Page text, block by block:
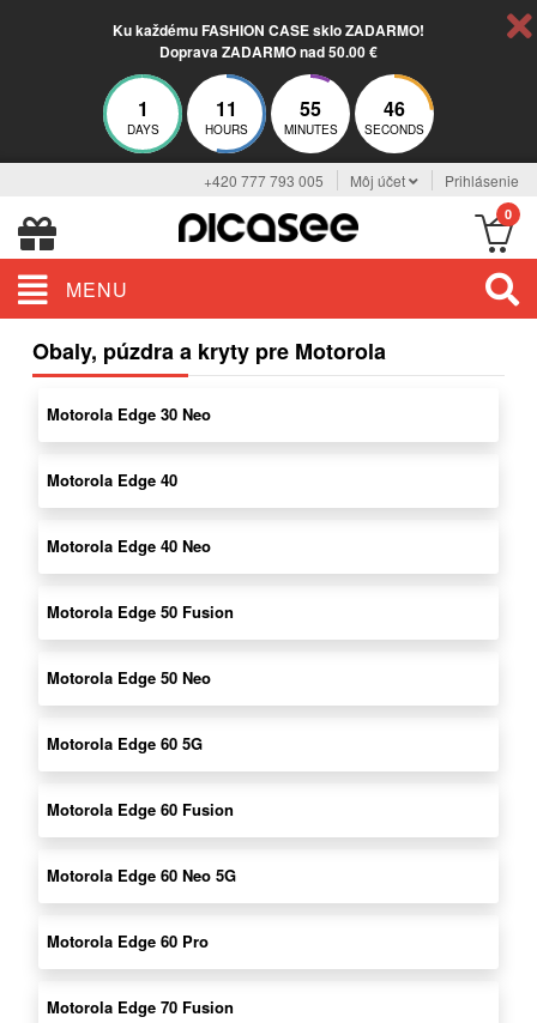
Ku každému FASHION CASE sklo ZADARMO!
Doprava ZADARMO nad 50.00 €
1
DAYS
11
HOURS
55
MINUTES
45
SECONDS
+420 777 793 005 Môj účet Prihlásenie
0
MENU
Obaly, púzdra a kryty pre Motorola
Motorola Edge 30 Neo
Motorola Edge 40
Motorola Edge 40 Neo
Motorola Edge 50 Fusion
Motorola Edge 50 Neo
Motorola Edge 60 5G
Motorola Edge 60 Fusion
Motorola Edge 60 Neo 5G
Motorola Edge 60 Pro
Motorola Edge 70 Fusion